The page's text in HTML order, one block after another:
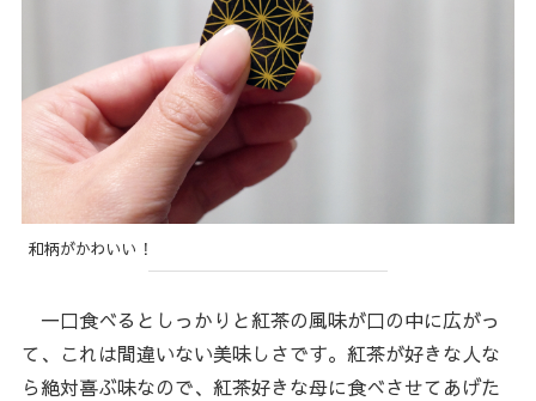
和柄がかわいい！
一口食べるとしっかりと紅茶の風味が口の中に広がっ
て、これは間違いない美味しさです。紅茶が好きな人な
ら絶対喜ぶ味なので、紅茶好きな母に食べさせてあげた